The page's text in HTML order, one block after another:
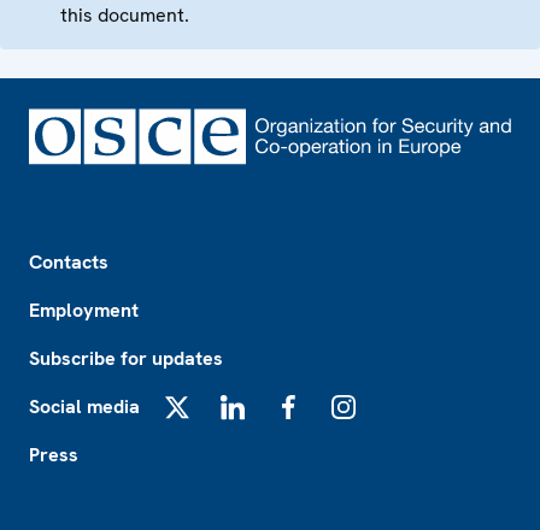
this document.
Contacts
Employment
Subscribe for updates
Social media
Press